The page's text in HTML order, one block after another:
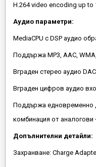
H.264 video encoding up to
Аудио параметри:
MediaCPU с DSP аудио
Поддържа MP3, AAC,
Вграден стерео аудио DAC
Вграден цифров аудио
Поддържа едновременно
комбинация от аналогови
Допълнителни детайли:
Захранване: Charge